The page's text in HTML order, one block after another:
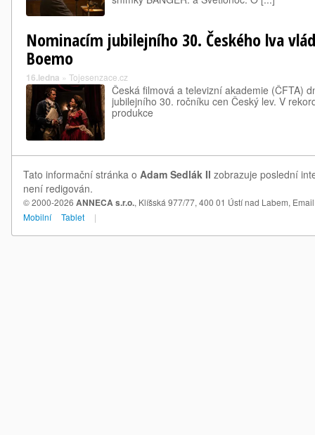
Nominacím jubilejního 30. Českého lva
Boemo
16.ledna » Tojesenzace.cz
Česká filmová a televizní akademie (ČFTA)
jubilejního 30. ročníku cen Český lev. V
produkce
Tato informační stránka o Adam Sedlák Il zobrazuje poslední
není redigován.
© 2000-2026 ANNECA s.r.o., Klíšská 977/77, 400 01 Ústí nad Labem,
Mobilní
Tablet |